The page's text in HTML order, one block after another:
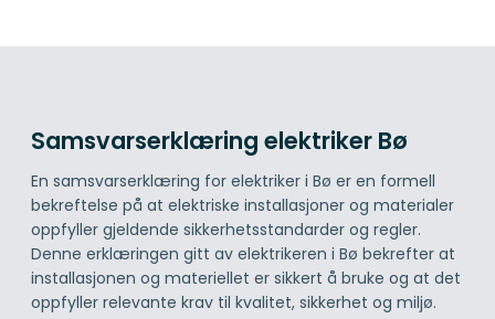
Samsvarserklæring elektriker Bø
En samsvarserklæring for elektriker i Bø er en formell
bekreftelse på at elektriske installasjoner og materialer
oppfyller gjeldende sikkerhetsstandarder og regler.
Denne erklæringen gitt av elektrikeren i Bø bekrefter at
installasjonen og materiellet er sikkert å bruke og at det
oppfyller relevante krav til kvalitet, sikkerhet og miljø.